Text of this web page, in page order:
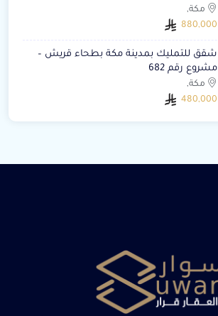
مكة,
880,000
شقق للتمليك بمدينة مكة بطحاء قريش –
مشروع رقم 682
مكة,
480,000